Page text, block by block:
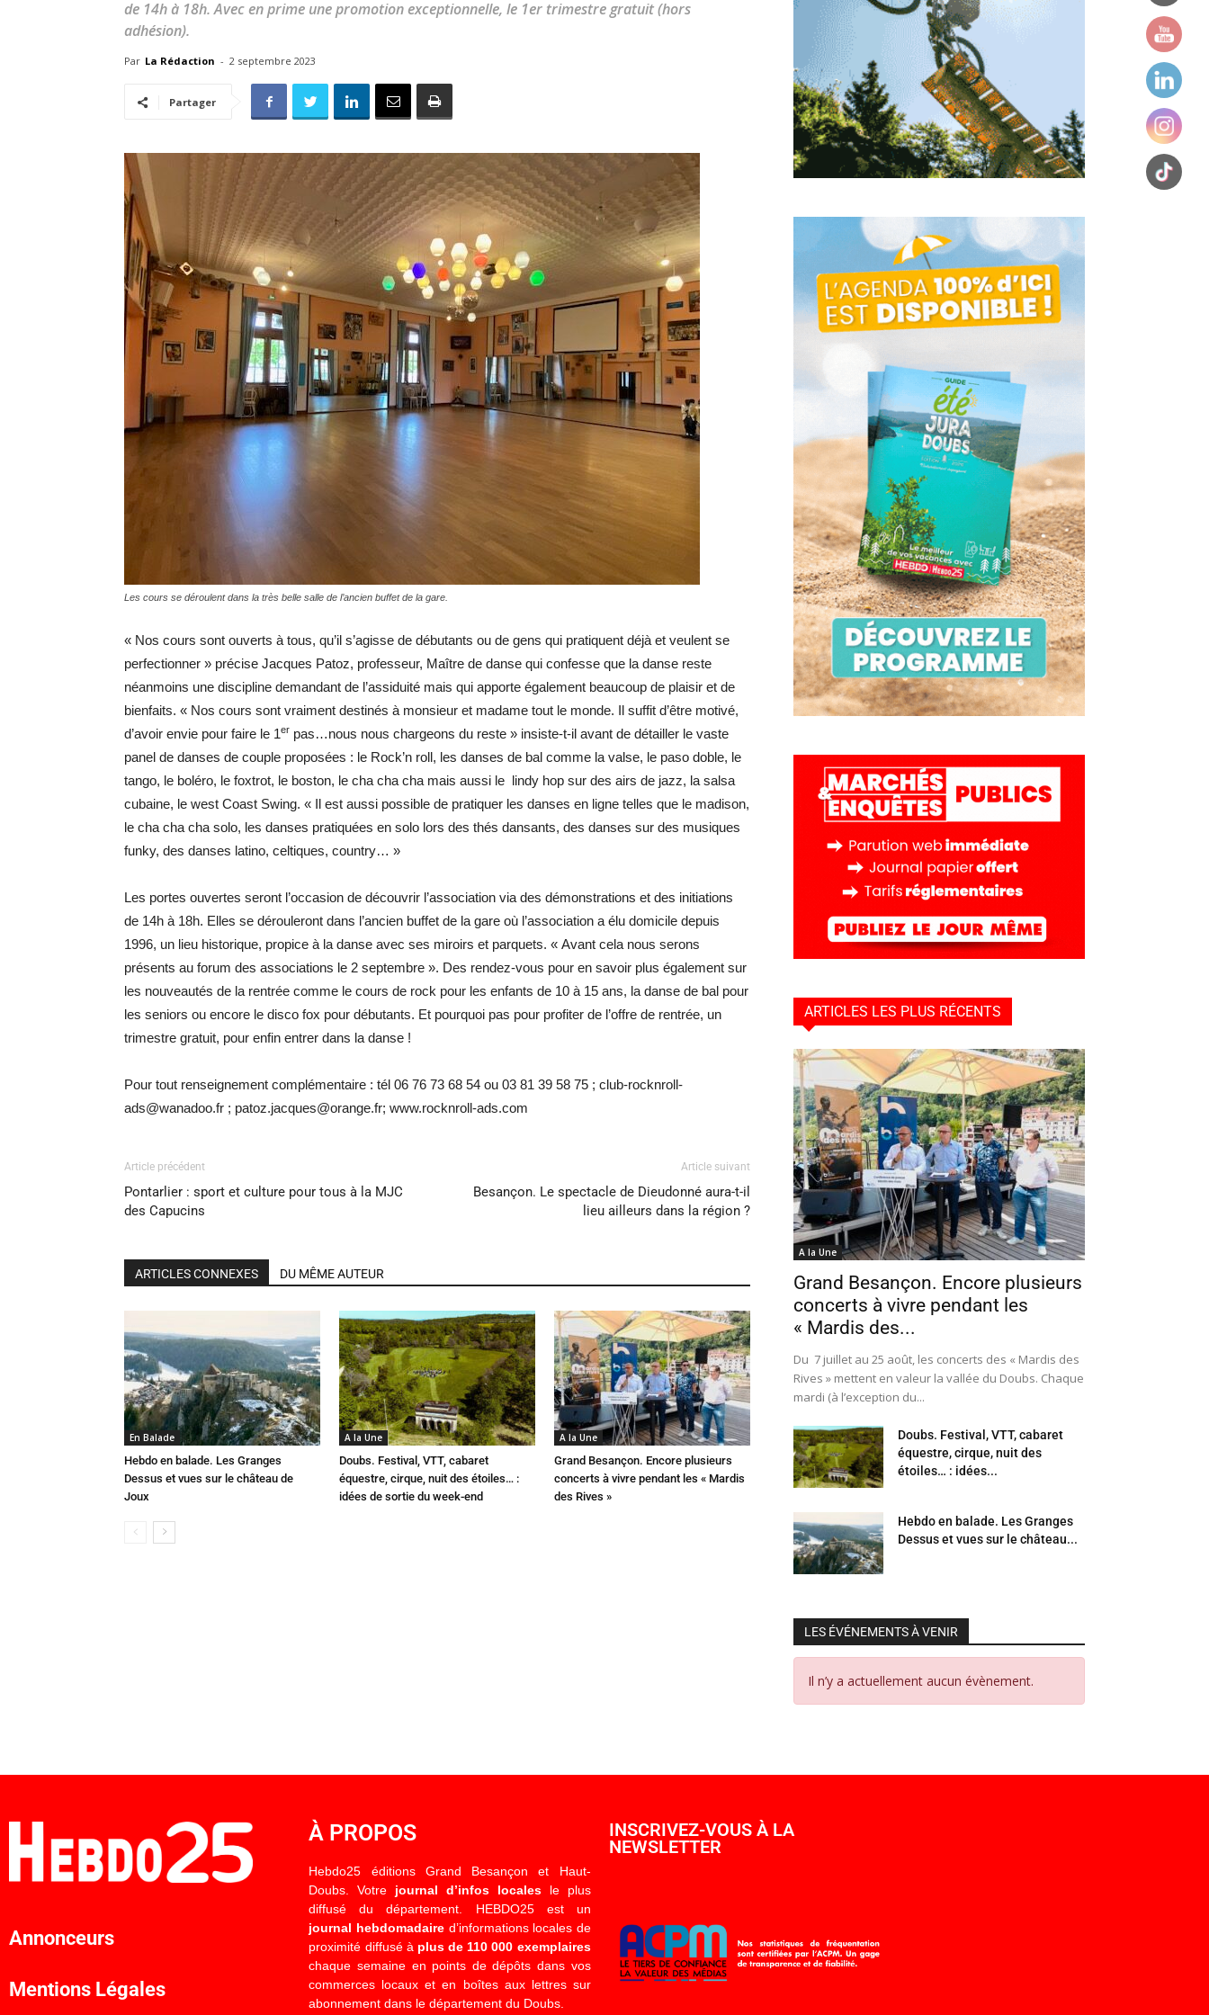
toute
locale
–
de 14h à 18h. Avec en prime une promotion exceptionnelle, le 1er trimestre gratuit (hors
adhésion).
Par La Rédaction - 2 septembre 2023
Partager
Les cours se déroulent dans la très belle salle de l’ancien buffet de la gare.
« Nos cours sont ouverts à tous, qu’il s’agisse de débutants ou de gens qui pratiquent déjà et veulent se
perfectionner » précise Jacques Patoz, professeur, Maître de danse qui confesse que la danse reste
néanmoins une discipline demandant de l’assiduité mais qui apporte également beaucoup de plaisir et de
bienfaits. « Nos cours sont vraiment destinés à monsieur et madame tout le monde. Il suffit d’être motivé,
d’avoir envie pour faire le 1er pas…nous nous chargeons du reste » insiste-t-il avant de détailler le vaste
panel de danses de couple proposées : le Rock’n roll, les danses de bal comme la valse, le paso doble, le
tango, le boléro, le foxtrot, le boston, le cha cha cha mais aussi le lindy hop sur des airs de jazz, la salsa
cubaine, le west Coast Swing. « Il est aussi possible de pratiquer les danses en ligne telles que le madison,
le cha cha cha solo, les danses pratiquées en solo lors des thés dansants, des danses sur des musiques
funky, des danses latino, celtiques, country… »
Les portes ouvertes seront l’occasion de découvrir l’association via des démonstrations et des initiations
de 14h à 18h. Elles se dérouleront dans l’ancien buffet de la gare où l’association a élu domicile depuis
1996, un lieu historique, propice à la danse avec ses miroirs et parquets. « Avant cela nous serons
présents au forum des associations le 2 septembre ». Des rendez-vous pour en savoir plus également sur
les nouveautés de la rentrée comme le cours de rock pour les enfants de 10 à 15 ans, la danse de bal pour
les seniors ou encore le disco fox pour débutants. Et pourquoi pas pour profiter de l’offre de rentrée, un
trimestre gratuit, pour enfin entrer dans la danse !
Pour tout renseignement complémentaire : tél 06 76 73 68 54 ou 03 81 39 58 75 ; club-rocknroll-
ads@wanadoo.fr ; patoz.jacques@orange.fr; www.rocknroll-ads.com
Article précédent
Pontarlier : sport et culture pour tous à la MJC
des Capucins
Article suivant
Besançon. Le spectacle de Dieudonné aura-t-il
lieu ailleurs dans la région ?
ARTICLES CONNEXES DU MÊME AUTEUR
En Balade
Hebdo en balade. Les Granges
Dessus et vues sur le château de
Joux
A la Une
Doubs. Festival, VTT, cabaret
équestre, cirque, nuit des étoiles… :
idées de sortie du week-end
A la Une
Grand Besançon. Encore plusieurs
concerts à vivre pendant les « Mardis
des Rives »
ARTICLES LES PLUS RÉCENTS
A la Une
Grand Besançon. Encore plusieurs
concerts à vivre pendant les
« Mardis des...
Du 7 juillet au 25 août, les concerts des « Mardis des
Rives » mettent en valeur la vallée du Doubs. Chaque
mardi (à l’exception du...
Doubs. Festival, VTT, cabaret
équestre, cirque, nuit des
étoiles… : idées...
Hebdo en balade. Les Granges
Dessus et vues sur le château...
LES ÉVÉNEMENTS À VENIR
Il n’y a actuellement aucun évènement.
Annonceurs
Mentions Légales
À PROPOS
Hebdo25 éditions Grand Besançon et Haut-
Doubs. Votre journal d’infos localesle plus
diffusé du département. HEBDO25 est un
journal hebdomadaired’informations locales de
proximité diffusé à plus de 110 000 exemplaires
chaque semaine en points de dépôts dans vos
commerces locaux et en boîtes aux lettres sur
abonnement dans le département du Doubs.
INSCRIVEZ-VOUS À LA
NEWSLETTER